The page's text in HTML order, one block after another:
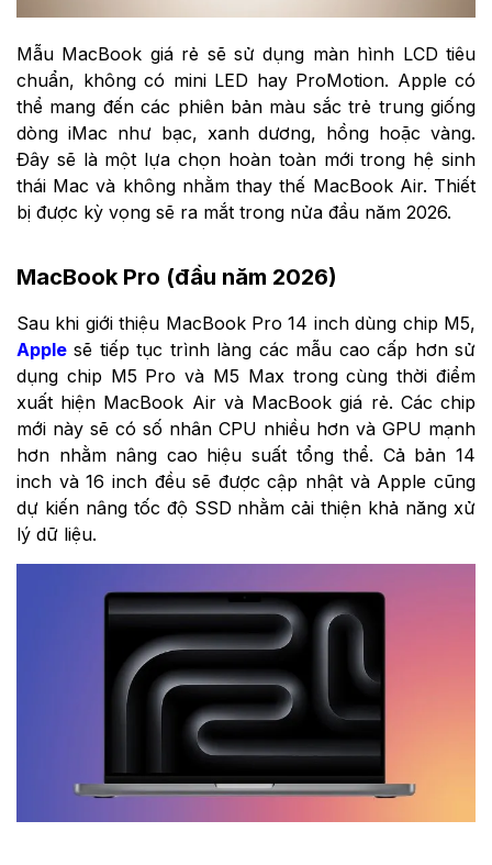
Mẫu MacBook giá rẻ sẽ sử dụng màn hình LCD tiêu
chuẩn, không có mini LED hay ProMotion. Apple có
thể mang đến các phiên bản màu sắc trẻ trung giống
dòng iMac như bạc, xanh dương, hồng hoặc vàng.
Đây sẽ là một lựa chọn hoàn toàn mới trong hệ sinh
thái Mac và không nhằm thay thế MacBook Air. Thiết
bị được kỳ vọng sẽ ra mắt trong nửa đầu năm 2026.
MacBook Pro (đầu năm 2026)
Sau khi giới thiệu MacBook Pro 14 inch dùng chip M5,
Apple sẽ tiếp tục trình làng các mẫu cao cấp hơn sử
dụng chip M5 Pro và M5 Max trong cùng thời điểm
xuất hiện MacBook Air và MacBook giá rẻ. Các chip
mới này sẽ có số nhân CPU nhiều hơn và GPU mạnh
hơn nhằm nâng cao hiệu suất tổng thể. Cả bản 14
inch và 16 inch đều sẽ được cập nhật và Apple cũng
dự kiến nâng tốc độ SSD nhằm cải thiện khả năng xử
lý dữ liệu.